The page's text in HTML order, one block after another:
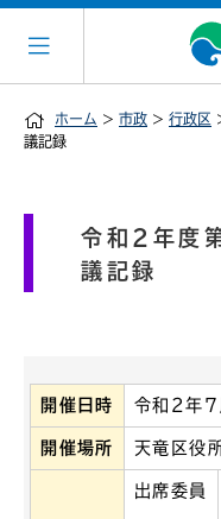
ホーム > 市政 > 行政区
議記録
令和2年度
議記録
開催日時 令和2年
開催場所 天竜区役
出席委員